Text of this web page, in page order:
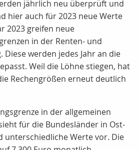
jährlich neu überprüft und
hier auch für 2023 neue Werte
2023 greifen neue
in der Renten- und
Diese werden jedes Jahr an die
Weil die Löhne stiegen, hat
Rechengrößen erneut deutlich
in der allgemeinen
für die Bundesländer in Ost-
unterschiedliche Werte vor. Die